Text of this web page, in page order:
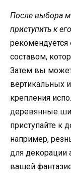
После выбора
приступить к
составом,
Затем вы
вертикальных
крепления
деревянные
приступайте к
например,
для декорации
вашей